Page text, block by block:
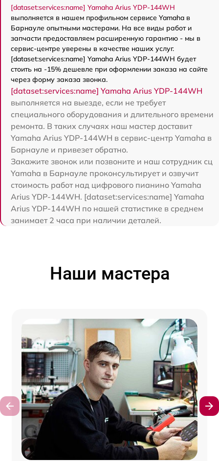
[dataset:services:name] Yamaha Arius YDP-144WH
выполняется в нашем профильном сервисе Yamaha в
Барнауле опытными мастерами. На все виды работ и
запчасти предоставляем расширенную гарантию - мы в
сервис-центре уверены в качестве наших услуг.
[dataset:services:name] Yamaha Arius YDP-144WH будет
стоить на -15% дешевле при оформлении заказа на сайте
через форму заказа звонка.
[dataset:services:name] Yamaha Arius YDP-144WH
выполняется на выезде, если не требует
специального оборудования и длительного времени
ремонта. В таких случаях наш мастер доставит
Yamaha Arius YDP-144WH в сервис-центр Yamaha в
Барнауле и привезет обратно.
Закажите звонок или позвоните и наш сотрудник сц
Yamaha в Барнауле проконсультирует и озвучит
стоимость работ над цифрового пианино Yamaha
Arius YDP-144WH. [dataset:services:name] Yamaha
Arius YDP-144WH по нашей статистике в среднем
занимает 2 часа при наличии деталей.
Наши мастера